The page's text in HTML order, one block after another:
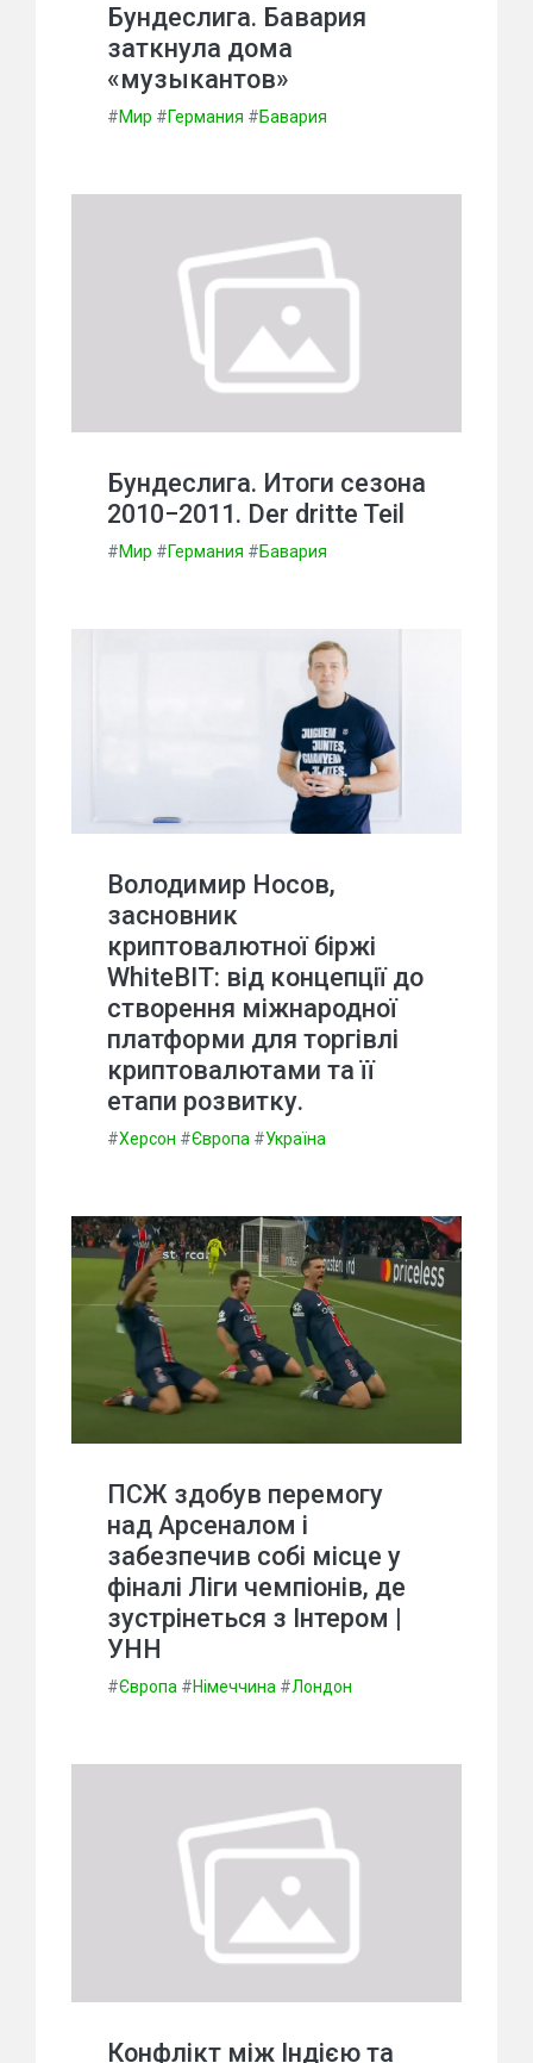
Бундеслига. Бавария
заткнула дома
«музыкантов»
#Мир #Германия #Бавария
Бундеслига. Итоги сезона
2010−2011. Der dritte Teil
#Мир #Германия #Бавария
Володимир Носов,
засновник
криптовалютної біржі
WhiteBIT: від концепції до
створення міжнародної
платформи для торгівлі
криптовалютами та її
етапи розвитку.
#Херсон #Європа #Україна
ПСЖ здобув перемогу
над Арсеналом і
забезпечив собі місце у
фіналі Ліги чемпіонів, де
зустрінеться з Інтером |
УНН
#Європа #Німеччина #Лондон
Конфлікт між Індією та